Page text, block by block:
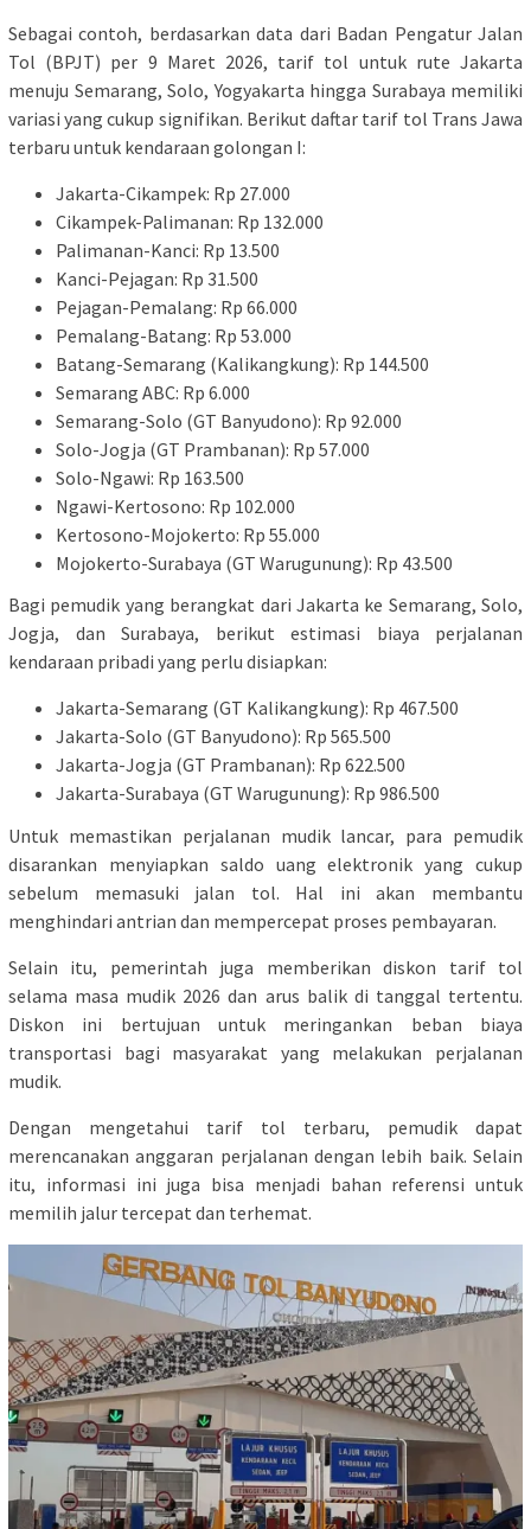
Sebagai contoh, berdasarkan data dari Badan Pengatur Jalan
Tol (BPJT) per 9 Maret 2026, tarif tol untuk rute Jakarta
menuju Semarang, Solo, Yogyakarta hingga Surabaya memiliki
variasi yang cukup signifikan. Berikut daftar tarif tol Trans Jawa
terbaru untuk kendaraan golongan I:
Jakarta-Cikampek: Rp 27.000
Cikampek-Palimanan: Rp 132.000
Palimanan-Kanci: Rp 13.500
Kanci-Pejagan: Rp 31.500
Pejagan-Pemalang: Rp 66.000
Pemalang-Batang: Rp 53.000
Batang-Semarang (Kalikangkung): Rp 144.500
Semarang ABC: Rp 6.000
Semarang-Solo (GT Banyudono): Rp 92.000
Solo-Jogja (GT Prambanan): Rp 57.000
Solo-Ngawi: Rp 163.500
Ngawi-Kertosono: Rp 102.000
Kertosono-Mojokerto: Rp 55.000
Mojokerto-Surabaya (GT Warugunung): Rp 43.500
Bagi pemudik yang berangkat dari Jakarta ke Semarang, Solo,
Jogja, dan Surabaya, berikut estimasi biaya perjalanan
kendaraan pribadi yang perlu disiapkan:
Jakarta-Semarang (GT Kalikangkung): Rp 467.500
Jakarta-Solo (GT Banyudono): Rp 565.500
Jakarta-Jogja (GT Prambanan): Rp 622.500
Jakarta-Surabaya (GT Warugunung): Rp 986.500
Untuk memastikan perjalanan mudik lancar, para pemudik
disarankan menyiapkan saldo uang elektronik yang cukup
sebelum memasuki jalan tol. Hal ini akan membantu
menghindari antrian dan mempercepat proses pembayaran.
Selain itu, pemerintah juga memberikan diskon tarif tol
selama masa mudik 2026 dan arus balik di tanggal tertentu.
Diskon ini bertujuan untuk meringankan beban biaya
transportasi bagi masyarakat yang melakukan perjalanan
mudik.
Dengan mengetahui tarif tol terbaru, pemudik dapat
merencanakan anggaran perjalanan dengan lebih baik. Selain
itu, informasi ini juga bisa menjadi bahan referensi untuk
memilih jalur tercepat dan terhemat.